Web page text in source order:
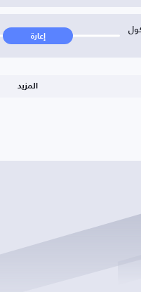
إعارة
المزيد